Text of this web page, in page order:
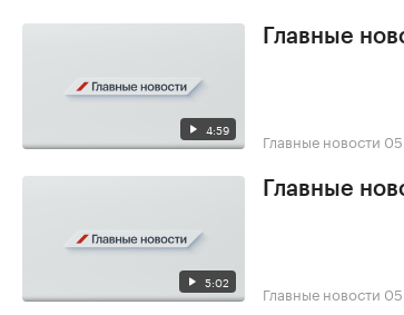
4:59
Главные
Главные новости
5:02
Главные
Главные новости